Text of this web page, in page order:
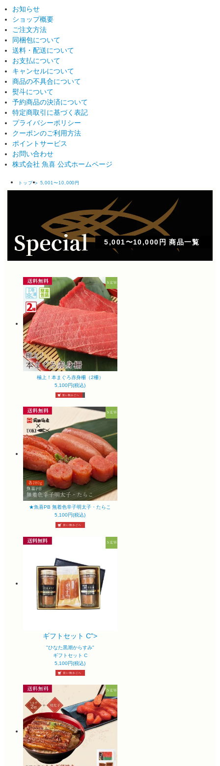
お知らせ
ショップ概要
ご注文方法
同梱包について
送料・配送について
お支払について
キャンセルについて
商品の不具合について
熨斗について
予約商品の決済について
特定商取引に基づく表記
プライバシーポリシー
クーポンのご利用方法
ポイントサービス
お問い合わせ
株式会社 魚喜 公式ホームページ
トップ 5,001〜10,000円
5,001〜10,000円 商品一覧
極上！本まぐろ赤身柵（2柵）
5,100円(税込)
★魚喜PB 無着色辛子明太子・たらこ
5,100円(税込)
ギフトセット C">
"ひなた黒潮からすみ"
ギフトセット C
5,100円(税込)